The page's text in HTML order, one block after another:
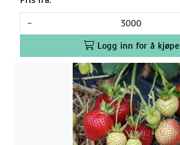
-
Logg inn for å kjøpe